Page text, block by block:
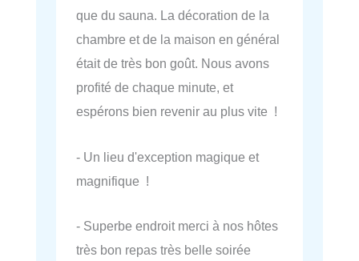
que du sauna. La décoration de la
chambre et de la maison en général
était de très bon goût. Nous avons
profité de chaque minute, et
espérons bien revenir au plus vite !
- Un lieu d'exception magique et
magnifique !
- Superbe endroit merci à nos hôtes
très bon repas très belle soirée